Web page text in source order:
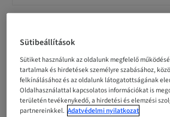
German
Pontok
12.00 Pontok
Sütibeállítások
Sütiket használunk az oldalunk megfelelő
tartalmak és hirdetések személyre szabásához,
felkínálásához és az oldalunk látogatottságának
Oldalhasználattal kapcsolatos információkat is
területén tevékenykedő, a hirdetési és elemzési
partnereinkkel. Adatvédelmi nyilatkozat